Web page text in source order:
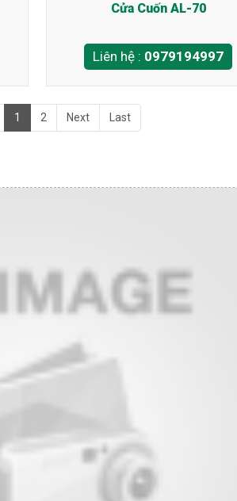
Cửa Cuốn AL-70
Liên hệ : 0979194997
1 2 Next Last